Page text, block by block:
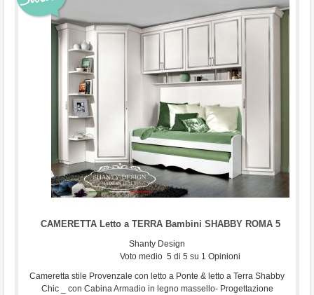
CAMERETTA Letto a TERRA Bambini SHABBY ROMA 5
Shanty Design
Voto medio 5 di 5 su 1 Opinioni
Cameretta stile Provenzale con letto a Ponte & letto a Terra Shabby
Chic _ con Cabina Armadio in legno massello- Progettazione